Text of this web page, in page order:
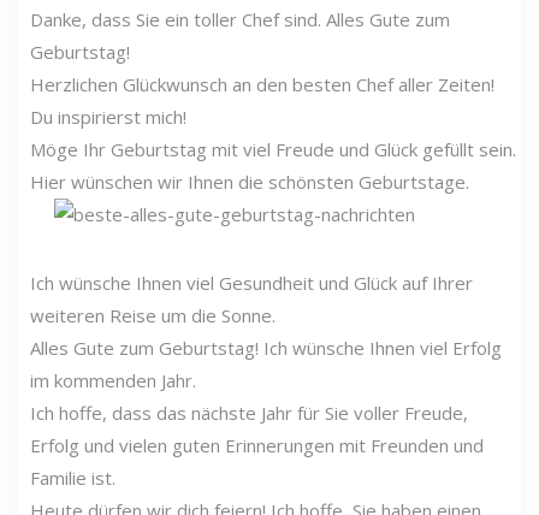
Danke, dass Sie ein toller Chef sind. Alles Gute zum
Geburtstag!
Herzlichen Glückwunsch an den besten Chef aller Zeiten!
Du inspirierst mich!
Möge Ihr Geburtstag mit viel Freude und Glück gefüllt sein.
Hier wünschen wir Ihnen die schönsten Geburtstage.
Ich wünsche Ihnen viel Gesundheit und Glück auf Ihrer
weiteren Reise um die Sonne.
Alles Gute zum Geburtstag! Ich wünsche Ihnen viel Erfolg
im kommenden Jahr.
Ich hoffe, dass das nächste Jahr für Sie voller Freude,
Erfolg und vielen guten Erinnerungen mit Freunden und
Familie ist.
Heute dürfen wir dich feiern! Ich hoffe, Sie haben einen